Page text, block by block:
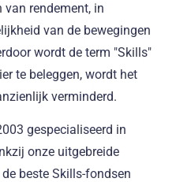
rendement, in
van de bewegingen
wordt de term "Skills"
te beleggen, wordt het
verminderd.
gespecialiseerd in
onze uitgebreide
beste Skills-fondsen